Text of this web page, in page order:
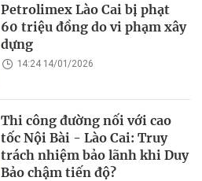
Petrolimex Lào Cai bị phạt
60 triệu đồng do vi phạm xây
dựng
14:24 14/01/2026
Thi công đường nối với cao
tốc Nội Bài - Lào Cai: Truy
trách nhiệm bảo lãnh khi Duy
Bảo chậm tiến độ?